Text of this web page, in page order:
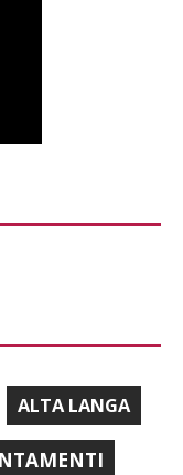
ALTA LANGA